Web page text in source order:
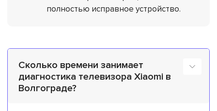
полностью исправное устройство.
Сколько времени занимает
диагностика телевизора Xiaomi в
Волгограде?